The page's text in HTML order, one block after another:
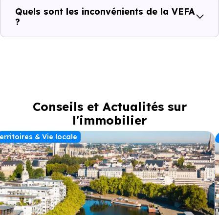
Quels sont les inconvénients de la VEFA
?
Conseils et Actualités sur
l'immobilier
& Vie locale